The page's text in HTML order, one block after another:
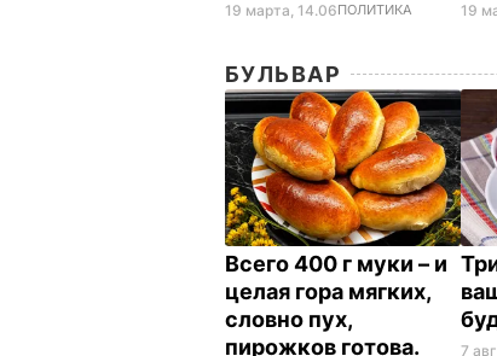
19 марта, 14.06ПОЛИТИКА 19
БУЛЬВАР
Всего 400 г муки – и
целая гора мягких,
словно пух,
пирожков готова.
7